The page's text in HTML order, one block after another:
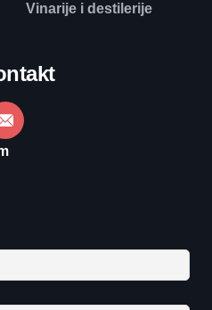
Vinarije i destilerije